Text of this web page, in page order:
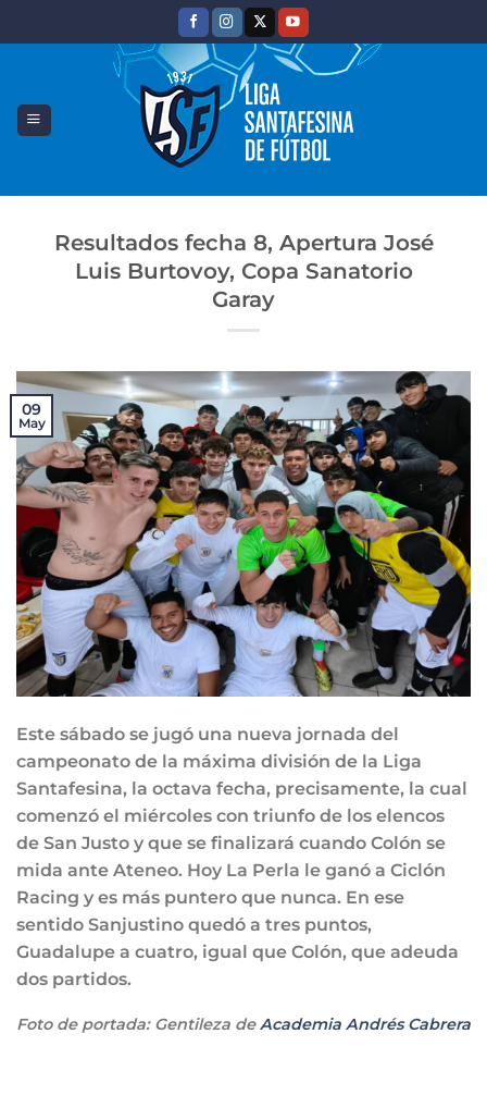
Resultados fecha 8, Apertura José
Luis Burtovoy, Copa Sanatorio
Garay
09
May
Este sábado se jugó una nueva jornada del
campeonato de la máxima división de la Liga
Santafesina, la octava fecha, precisamente, la cual
comenzó el miércoles con triunfo de los elencos
de San Justo y que se finalizará cuando Colón se
mida ante Ateneo. Hoy La Perla le ganó a Ciclón
Racing y es más puntero que nunca. En ese
sentido Sanjustino quedó a tres puntos,
Guadalupe a cuatro, igual que Colón, que adeuda
dos partidos.
Foto de portada: Gentileza deAcademia Andrés Cabrera